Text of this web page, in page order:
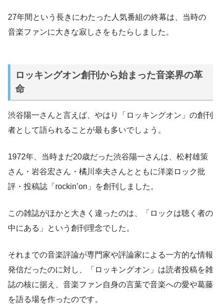
27年間という長きにわたった人気番組の終幕は、当時の
音楽ファンに大きな寂しさをもたらしました。
ロッキングオン創刊から始まった音楽界の革
命
渋谷陽一さんと言えば、やはり「ロッキングオン」の創刊
者として語られることが最も多いでしょう。
1972年、当時まだ20歳だった渋谷陽一さんは、松村雄策
さん・岩谷宏さん・橘川幸夫さんとともに洋楽ロック批
評・投稿誌「rockin’on」を創刊しました。
この雑誌がほかと大きく違ったのは、「ロックは聴く者の
中にある」という創刊理念でした。
それまでの音楽評論が専門家や評論家による一方的な情報
発信だったのに対し、「ロッキングオン」は読者投稿を雑
誌の核に据え、音楽ファン自身の言葉で音楽への愛や葛藤
を語る場を作ったのです。